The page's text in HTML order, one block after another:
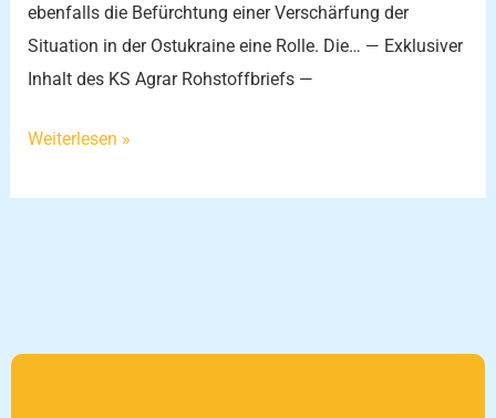
ebenfalls die Befürchtung einer Verschärfung der
Situation in der Ostukraine eine Rolle. Die… — Exklusiver
Inhalt des KS Agrar Rohstoffbriefs —
Weiterlesen »